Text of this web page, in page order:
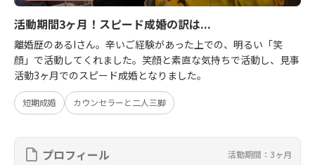
活動期間3ヶ月！スピード成婚の訳は...
離婚歴のあるIさん。辛いご経験があった上での、明るい「笑
顔」で活動してくれました。笑顔と素直な気持ちで活動し、見事
活動3ヶ月でのスピード成婚となりました。
短期成婚 カウンセラーと二人三脚
プロフィール 活動期間：3ヶ月